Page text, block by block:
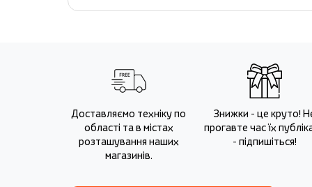
Доставляємо техніку по
області та в містах
розташування наших
магазинів.
Знижки - це круто!
прогавте час їх
- підпишіться!